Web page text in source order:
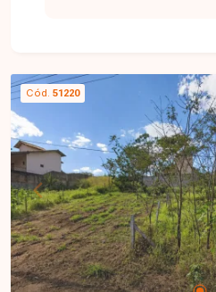
residência de alto padrão,
cafés, lojas ou
bairro Fundinho se
completa, arquitetura
valorização imobiliária,
excelente oportunidade
investimento. Disponibilidade e valores sujeitos
a alteração. Entre em
Delta Imóveis e agende
essa oportunidade.
Cód. 51220